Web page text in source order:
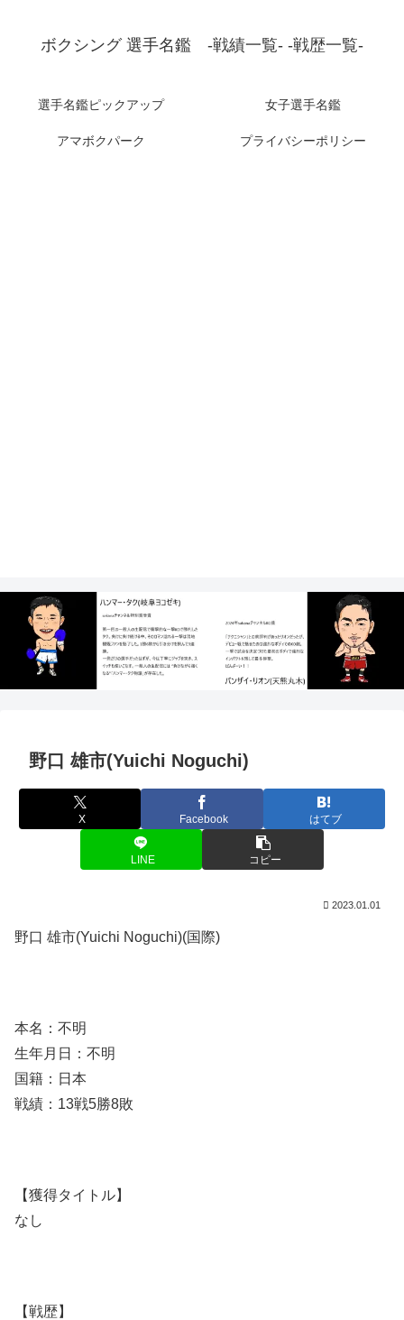
ボクシング 選手名鑑 -戦績一覧- -戦歴一覧-
選手名鑑ピックアップ 女子選手名鑑
アマボクパーク プライバシーポリシー
野口 雄市(Yuichi Noguchi)
X Facebook はてブ
LINE コピー
2023.01.01
野口 雄市(Yuichi Noguchi)(国際)
本名：不明
生年月日：不明
国籍：日本
戦績：13戦5勝8敗
【獲得タイトル】
なし
【戦歴】